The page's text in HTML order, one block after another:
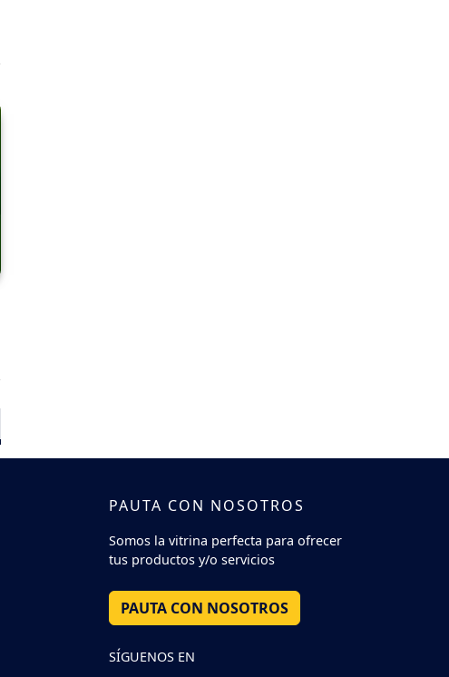
PAUTA CON NOSOTROS
Somos la vitrina perfecta para ofrecer
tus productos y/o servicios
PAUTA CON NOSOTROS
SÍGUENOS EN